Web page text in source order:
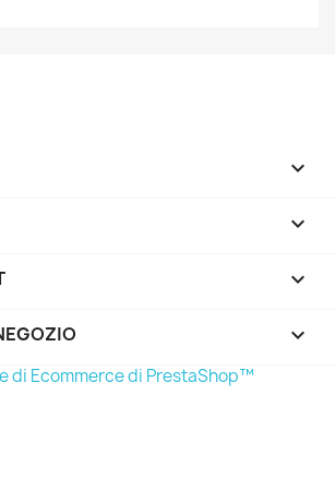



keyboard_arrow_down
di Ecommerce di PrestaShop™